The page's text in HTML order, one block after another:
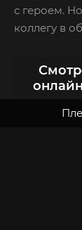
с героем.
коллегу в